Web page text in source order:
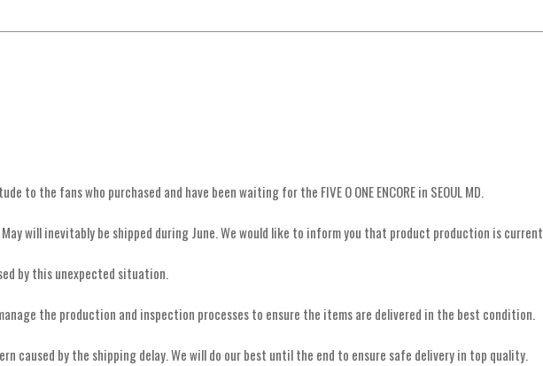
to the fans who purchased and have been waiting for the FIVE O ONE ENCORE in SEOUL MD.
will inevitably be shipped during June. We would like to inform you that product production is
by this unexpected situation.
the production and inspection processes to ensure the items are delivered in the best condition.
caused by the shipping delay. We will do our best until the end to ensure safe delivery in top quality.